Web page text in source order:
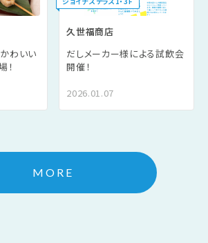
わいい
！
久世福商店
だしメーカー様による試飲会
開催！
2026.01.07
MORE